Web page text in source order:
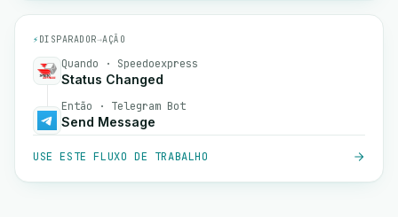
⚡ DISPARADOR→AÇÃO
Quando · Speedoexpress
Status Changed
Então · Telegram Bot
Send Message
USE ESTE FLUXO DE TRABALHO